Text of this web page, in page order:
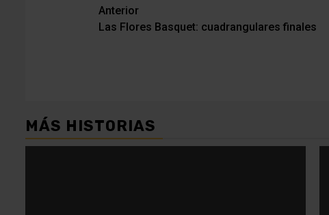
Navegación
de
Anterior
Las Flores Basquet: cuadrangulares finales
MÁS HISTORIAS